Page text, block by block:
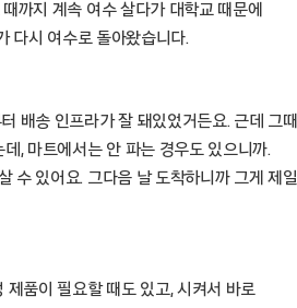
까지 계속 여수 살다가 대학교 때문에
다시 여수로 돌아왔습니다.
배송 인프라가 잘 돼있었거든요. 근데 그때
, 마트에서는 안 파는 경우도 있으니까.
수 있어요. 그다음 날 도착하니까 그게 제일
제품이 필요할 때도 있고, 시켜서 바로